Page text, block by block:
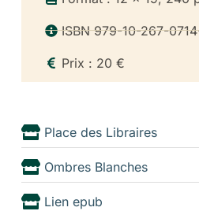
ISBN 979-10-267-
Prix : 20 €
Place des Libraires
Ombres Blanches
Lien epub